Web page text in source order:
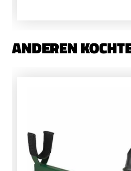
ANDEREN